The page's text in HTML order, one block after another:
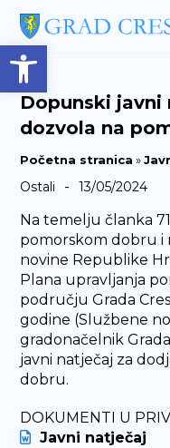
Open
Dopunski javni
dozvola na
Početna stranica »
Ostali - 13/05/2024
Na temelju članka
pomorskom dobru i
novine Republike
Plana upravljanja
području Grada
godine (Službene
gradonačelnik
javni natječaj za
dobru.
DOKUMENTI U
Javni natječaj